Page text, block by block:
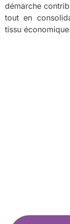
démarche
tout en
tissu